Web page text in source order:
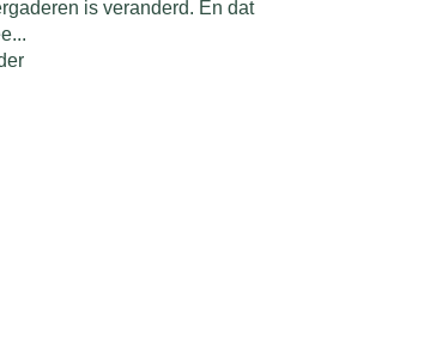
is veranderd. En dat